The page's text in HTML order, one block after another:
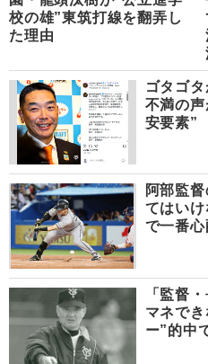
校の雄”東筑打線を翻弄し
た理由
ゴタゴ
不満の
安要素”
阿部監
てはい
で一番
「監督
マネで
ー”的中